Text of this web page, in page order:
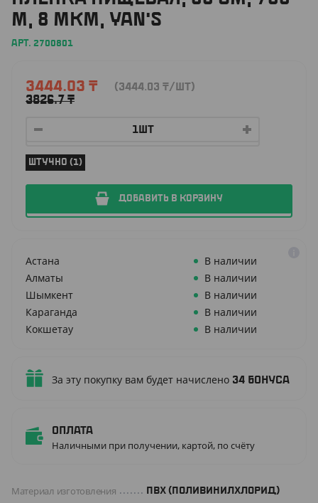
М, 8 МКМ, YAN'S
АРТ. 2700801
3444.03 ₸
3826.7₸
(3444.03 ₸/ШТ)
ШТУЧНО (1)
ДОБАВИТЬ В КОРЗИНУ
Астана
В наличии
Алматы
В наличии
Шымкент
В наличии
Караганда
В наличии
Кокшетау
В наличии
За эту покупку вам будет начислено 34 бонуса
Оплата
Наличными при получении, картой, по счёту
Материал изготовления ПВХ (ПОЛИВИНИЛХЛОРИД)